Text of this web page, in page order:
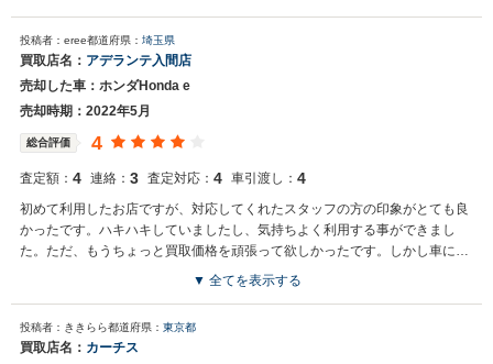
投稿者：eree都道府県： 埼玉県
買取店名： アデランテ入間店
売却した車：ホンダHonda e
売却時期：2022年5月
総合評価 4
査定額： 4 連絡： 3 査定対応： 4 車引渡し： 4
初めて利用したお店ですが、対応してくれたスタッフの方の印象がとても良
かったです。ハキハキしていましたし、気持ちよく利用する事ができまし
た。ただ、もうちょっと買取価格を頑張って欲しかったです。しかし車にダ
メージがあるなどマイナス点もありましたので、仕方無かったかなという気
▼ 全てを表示する
投稿者：ききらら都道府県： 東京都
買取店名： カーチス